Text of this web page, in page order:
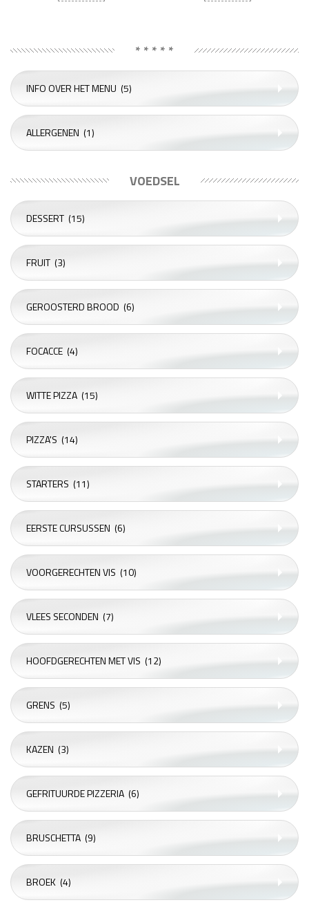
* * * * *
INFO OVER HET MENU (5)
ALLERGENEN (1)
VOEDSEL
DESSERT (15)
FRUIT (3)
GEROOSTERD BROOD (6)
FOCACCE (4)
WITTE PIZZA (15)
PIZZA'S (14)
STARTERS (11)
EERSTE CURSUSSEN (6)
VOORGERECHTEN VIS (10)
VLEES SECONDEN (7)
HOOFDGERECHTEN MET VIS (12)
GRENS (5)
KAZEN (3)
GEFRITUURDE PIZZERIA (6)
BRUSCHETTA (9)
BROEK (4)